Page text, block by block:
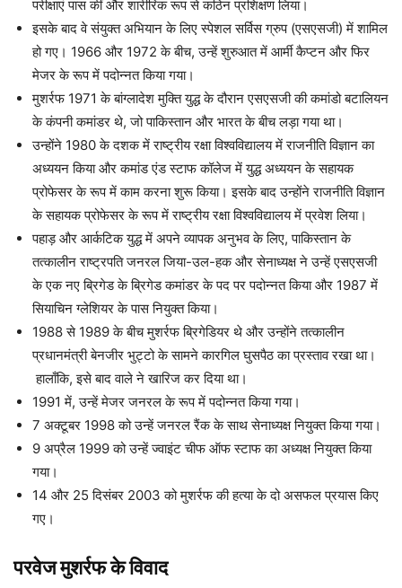
परीक्षाएं पास कीं और शारीरिक रूप से कठिन प्रशिक्षण लिया।
इसके बाद वे संयुक्त अभियान के लिए स्पेशल सर्विस ग्रुप (एसएसजी) में शामिल
हो गए। 1966 और 1972 के बीच, उन्हें शुरुआत में आर्मी कैप्टन और फिर
मेजर के रूप में पदोन्नत किया गया।
मुशर्रफ 1971 के बांग्लादेश मुक्ति युद्ध के दौरान एसएसजी की कमांडो बटालियन
के कंपनी कमांडर थे, जो पाकिस्तान और भारत के बीच लड़ा गया था।
उन्होंने 1980 के दशक में राष्ट्रीय रक्षा विश्वविद्यालय में राजनीति विज्ञान का
अध्ययन किया और कमांड एंड स्टाफ कॉलेज में युद्ध अध्ययन के सहायक
प्रोफेसर के रूप में काम करना शुरू किया। इसके बाद उन्होंने राजनीति विज्ञान
के सहायक प्रोफेसर के रूप में राष्ट्रीय रक्षा विश्वविद्यालय में प्रवेश लिया।
पहाड़ और आर्कटिक युद्ध में अपने व्यापक अनुभव के लिए, पाकिस्तान के
तत्कालीन राष्ट्रपति जनरल जिया-उल-हक और सेनाध्यक्ष ने उन्हें एसएसजी
के एक नए ब्रिगेड के ब्रिगेड कमांडर के पद पर पदोन्नत किया और 1987 में
सियाचिन ग्लेशियर के पास नियुक्त किया।
1988 से 1989 के बीच मुशर्रफ ब्रिगेडियर थे और उन्होंने तत्कालीन
प्रधानमंत्री बेनजीर भुट्टो के सामने कारगिल घुसपैठ का प्रस्ताव रखा था।
हालाँकि, इसे बाद वाले ने खारिज कर दिया था।
1991 में, उन्हें मेजर जनरल के रूप में पदोन्नत किया गया।
7 अक्टूबर 1998 को उन्हें जनरल रैंक के साथ सेनाध्यक्ष नियुक्त किया गया।
9 अप्रैल 1999 को उन्हें ज्वाइंट चीफ ऑफ स्टाफ का अध्यक्ष नियुक्त किया
गया।
14 और 25 दिसंबर 2003 को मुशर्रफ की हत्या के दो असफल प्रयास किए
गए।
परवेज मुशर्रफ के विवाद